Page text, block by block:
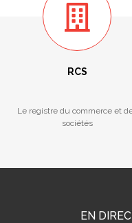
RCS
Le registre du commerce et
sociétés
EN